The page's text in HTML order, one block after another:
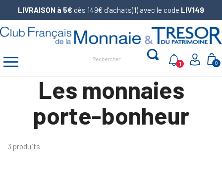
LIVRAISON à 5€ dès 149€ d’achats(1) avec le code LIV149
0
1
Les monnaies
porte-bonheur
3 produits